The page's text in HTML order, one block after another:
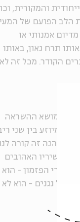
והמקורית,
הלב הפועם של
אמנותי או
תרח גאון, באותו
הקודר. מכל זה
את מושא ההשראה
מיוזע בין שני
והנה זה קורה
משיריו האהובים
רק אחרי הפזמון - הוא
של נגנים - הוא לא